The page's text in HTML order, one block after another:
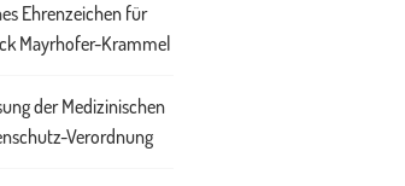
Ehrenzeichen für
Mayrhofer-Krammel
der Medizinischen
Verordnung